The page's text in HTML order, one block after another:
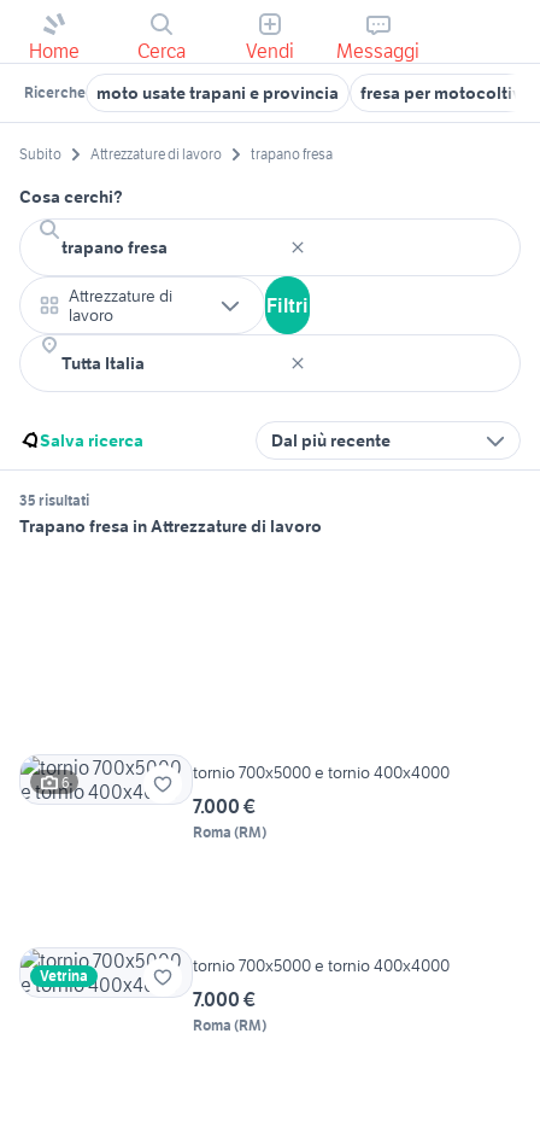
Home Cerca Vendi Messaggi
Ricerche moto usate trapani e provincia fresa per
Subito Attrezzature di lavoro trapano fresa
Cosa cerchi?
Attrezzature di
lavoro
Filtri
Salva ricerca Dal più recente
35 risultati
Trapano fresa in Attrezzature di lavoro
6 tornio 700x5000 e tornio 400x4000
7.000 €
Roma (RM)
Vetrina tornio 700x5000 e tornio 400x4000
7.000 €
Roma (RM)